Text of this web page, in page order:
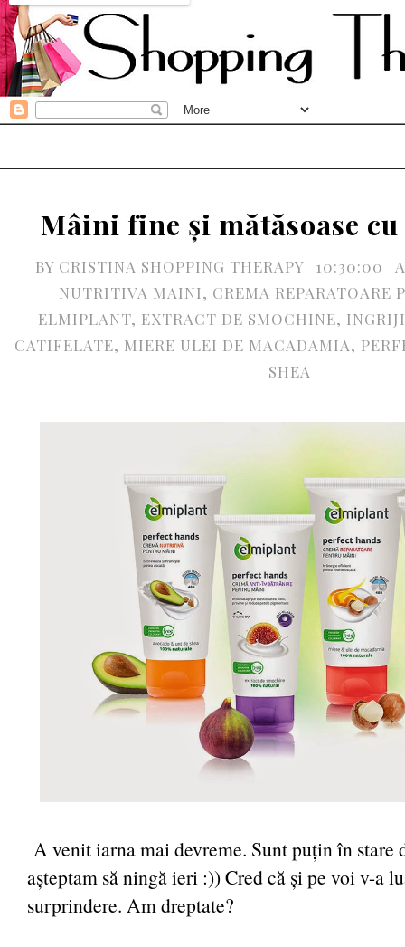
Mâini fine și mătăsoase
BY CRISTINA SHOPPING THERAPY 10:30:00
NUTRITIVA MAINI, CREMA REPARATOARE
ELMIPLANT, EXTRACT DE SMOCHINE,
CATIFELATE, MIERE ULEI DE MACADAMIA,
SHEA
A venit iarna mai devreme. Sunt puțin în stare
așteptam să ningă ieri :)) Cred că și pe voi v-a
surprindere. Am dreptate?